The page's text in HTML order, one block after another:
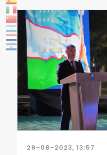
29-08-2023, 13:57